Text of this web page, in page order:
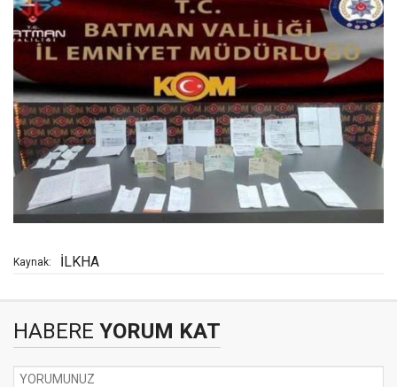
Kaynak: İLKHA
HABERE YORUM KAT